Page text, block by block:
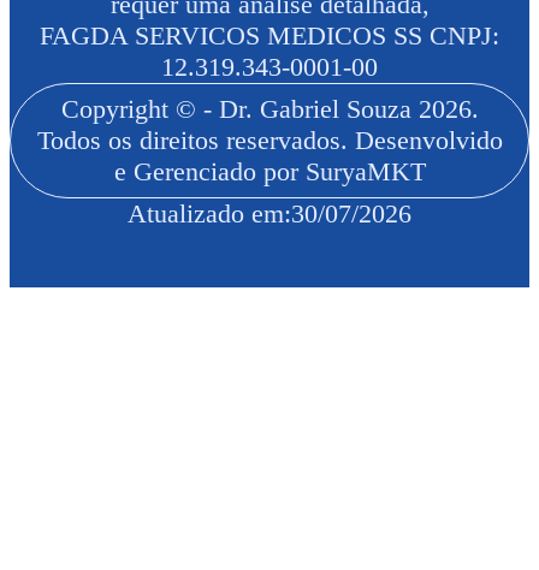
FAGDA SERVICOS MEDICOS SS CNPJ:
12.319.343-0001-00
Copyright © - Dr. Gabriel Souza 2026.
Todos os direitos reservados. Desenvolvido
e Gerenciado por SuryaMKT
Atualizado em:30/07/2026